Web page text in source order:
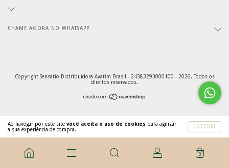
Ao navegar por este site você aceita o uso de cookies para agilizar
a sua experiência de compra.
ENTENDI
0
CHAME AGORA NO WHATSAPP
Copyright Sensatio Distribuidora Avatim Brasil - 24383293000100 - 2026. Todos os
direitos reservados.